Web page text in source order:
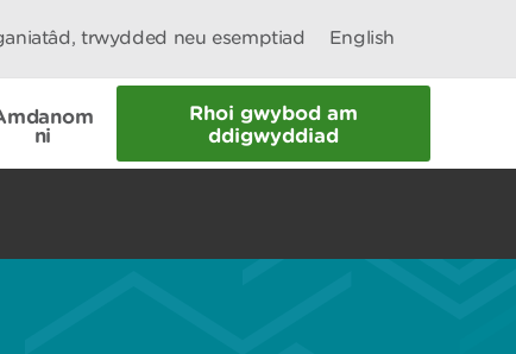
trwydded neu esemptiad English
ni
Rhoi gwybod am
ddigwyddiad